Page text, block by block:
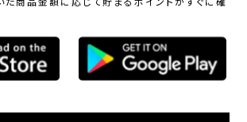
た商品金額に応じて貯まるポイントがすぐに確